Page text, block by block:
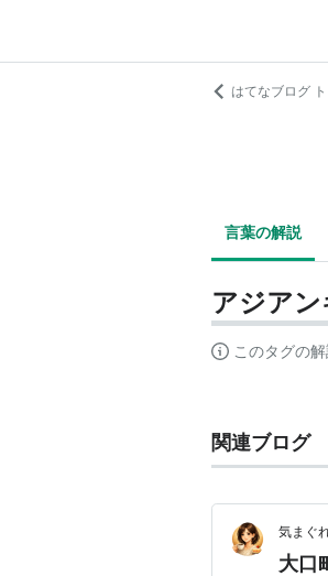
はてなブログ
言葉の解説
アジア
このタグの
関連ブログ
気まぐ
大口